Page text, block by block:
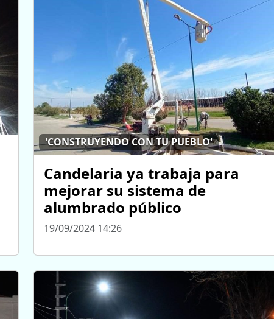
'CONSTRUYENDO CON TU PUEBLO'
Candelaria ya trabaja para
mejorar su sistema de
alumbrado público
19/09/2024 14:26